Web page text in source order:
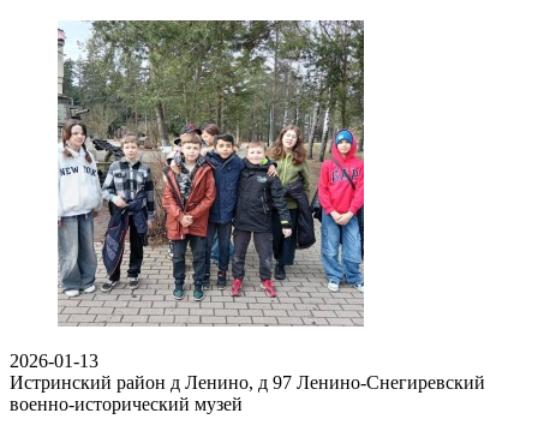
2026-01-13
Истринский район д Ленино, д 97 Ленино-Снегиревский
военно-исторический музей